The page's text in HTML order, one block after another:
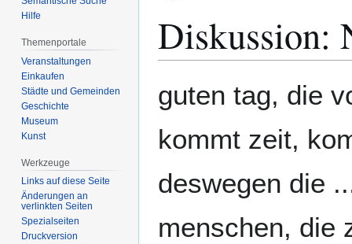
Diskussion:
Navigation
Suche
guten tag, die
kommt zeit,
deswegen die
menschen, die
Hilfe
Themenportale
Veranstaltungen
Einkaufen
Städte und Gemeinden
Geschichte
Museum
Kunst
Werkzeuge
Links auf diese Seite
Änderungen an
verlinkten Seiten
Spezialseiten
Druckversion